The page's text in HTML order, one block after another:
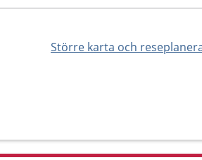
Större karta och